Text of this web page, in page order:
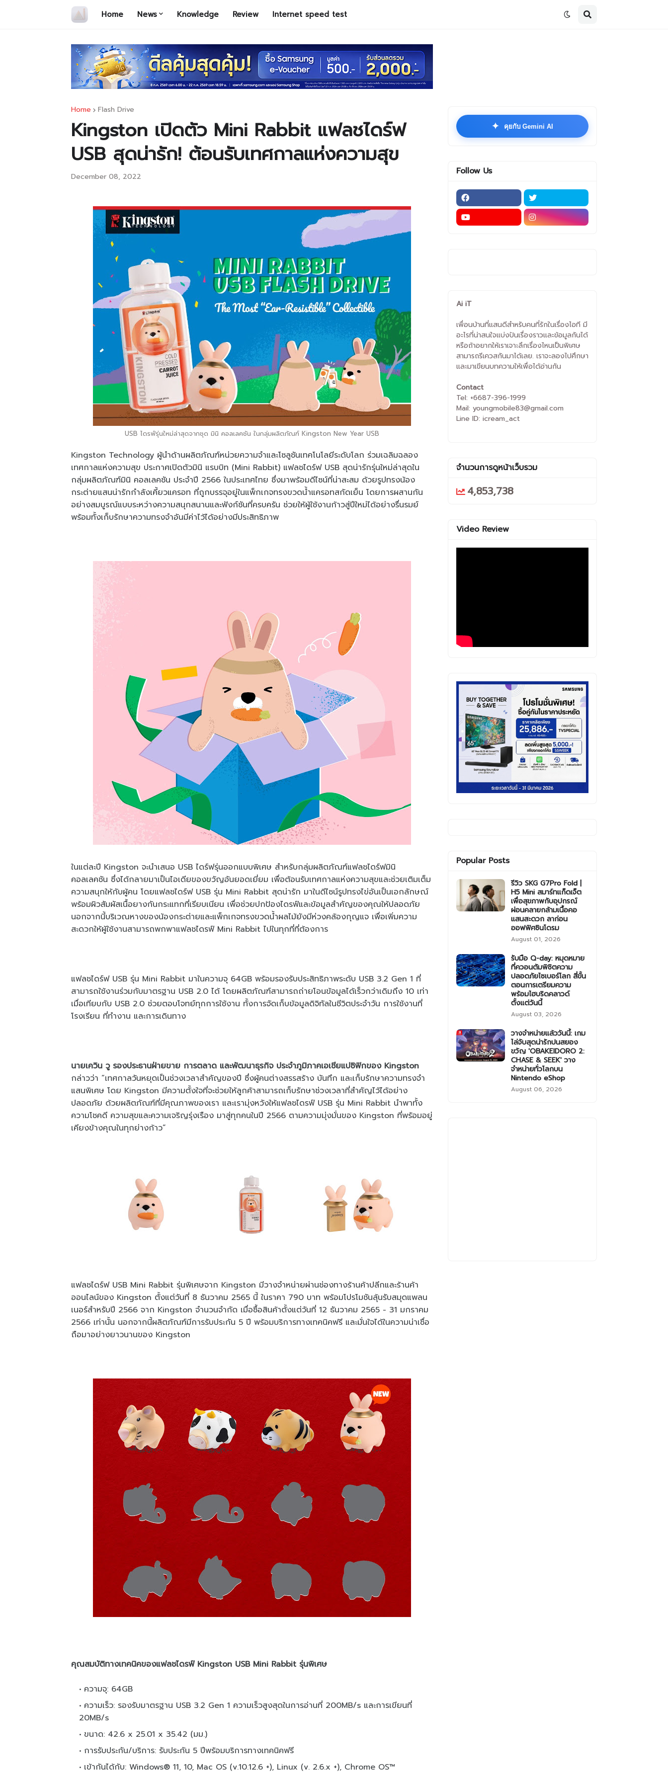
Home News Knowledge Review Internet speed test
Home Flash Drive
Kingston เปิดตัว Mini Rabbit แฟลชไดร์ฟ
USB สุดน่ารัก! ต้อนรับเทศกาลแห่งความสุข
December 08, 2022
USB ไดรฟ์รุ่นใหม่ล่าสุดจากชุด มินิ คอลเลคชัน ในกลุ่มผลิตภัณฑ์ Kingston New Year USB
Kingston Technology ผู้นำด้านผลิตภัณฑ์หน่วยความจำและโซลูชันเทคโนโลยีระดับโลก ร่วมเฉลิมฉลอง
เทศกาลแห่งความสุข ประกาศเปิดตัวมินิ แรบบิท (Mini Rabbit) แฟลชไดร์ฟ USB สุดน่ารักรุ่นใหม่ล่าสุดใน
กลุ่มผลิตภัณฑ์มินิ คอลเลคชัน ประจำปี 2566 ในประเทศไทย ซึ่งมาพร้อมดีไซน์ที่น่าสะสม ด้วยรูปทรงน้อง
กระต่ายแสนน่ารักกำลังเคี้ยวแครอท ที่ถูกบรรจุอยู่ในแพ็กเกจทรงขวดน้ำแครอทสกัดเย็น โดยการผสานกัน
อย่างสมบูรณ์แบบระหว่างความสนุกสนานและฟังก์ชันที่ครบครัน ช่วยให้ผู้ใช้งานก้าวสู่ปีใหม่ได้อย่างรื่นรมย์
พร้อมทั้งเก็บรักษาความทรงจำอันมีค่าไว้ได้อย่างมีประสิทธิภาพ
ในแต่ละปี Kingston จะนำเสนอ USB ไดร์ฟรุ่นออกแบบพิเศษ สำหรับกลุ่มผลิตภัณฑ์แฟลชไดร์ฟมินิ
คอลเลคชัน ซึ่งได้กลายมาเป็นไอเดียของขวัญอันยอดเยี่ยม เพื่อต้อนรับเทศกาลแห่งความสุขและช่วยเติมเต็ม
ความสนุกให้กับผู้คน โดยแฟลชไดร์ฟ USB รุ่น Mini Rabbit สุดน่ารัก มาในดีไซน์รูปทรงไข่อันเป็นเอกลักษณ์
พร้อมผิวสัมผัสเนื้อยางกันกระแทกที่เรียบเนียน เพื่อช่วยปกป้องไดรฟ์และข้อมูลสำคัญของคุณให้ปลอดภัย
นอกจากนี้บริเวณหางของน้องกระต่ายและแพ็กเกจทรงขวดน้ำผลไม้ยังมีห่วงคล้องกุญแจ เพื่อเพิ่มความ
สะดวกให้ผู้ใช้งานสามารถพกพาแฟลชไดรฟ์ Mini Rabbit ไปในทุกที่ที่ต้องการ
แฟลชไดร์ฟ USB รุ่น Mini Rabbit มาในความจุ 64GB พร้อมรองรับประสิทธิภาพระดับ USB 3.2 Gen 1 ที่
สามารถใช้งานร่วมกับมาตรฐาน USB 2.0 ได้ โดยผลิตภัณฑ์สามารถถ่ายโอนข้อมูลได้เร็วกว่าเดิมถึง 10 เท่า
เมื่อเทียบกับ USB 2.0 ช่วยตอบโจทย์ทุกการใช้งาน ทั้งการจัดเก็บข้อมูลดิจิทัลในชีวิตประจำวัน การใช้งานที่
โรงเรียน ที่ทำงาน และการเดินทาง
นายเควิน วู รองประธานฝ่ายขาย การตลาด และพัฒนาธุรกิจ ประจำภูมิภาคเอเชียแปซิฟิกของ Kingston
กล่าวว่า “เทศกาลวันหยุดเป็นช่วงเวลาสำคัญของปี ซึ่งผู้คนต่างสรรสร้าง บันทึก และเก็บรักษาความทรงจำ
แสนพิเศษ โดย Kingston มีความตั้งใจที่จะช่วยให้ลูกค้าสามารถเก็บรักษาช่วงเวลาที่สำคัญไว้ได้อย่าง
ปลอดภัย ด้วยผลิตภัณฑ์ที่มีคุณภาพของเรา และเรามุ่งหวังให้แฟลชไดรฟ์ USB รุ่น Mini Rabbit นำพาทั้ง
ความโชคดี ความสุขและความเจริญรุ่งเรือง มาสู่ทุกคนในปี 2566 ตามความมุ่งมั่นของ Kingston ที่พร้อมอยู่
เคียงข้างคุณในทุกย่างก้าว”
แฟลชไดร์ฟ USB Mini Rabbit รุ่นพิเศษจาก Kingston มีวางจำหน่ายผ่านช่องทางร้านค้าปลีกและร้านค้า
ออนไลน์ของ Kingston ตั้งแต่วันที่ 8 ธันวาคม 2565 นี้ ในราคา 790 บาท พร้อมโปรโมชันลุ้นรับสมุดแพลน
เนอร์สำหรับปี 2566 จาก Kingston จำนวนจำกัด เมื่อซื้อสินค้าตั้งแต่วันที่ 12 ธันวาคม 2565 - 31 มกราคม
2566 เท่านั้น นอกจากนี้ผลิตภัณฑ์มีการรับประกัน 5 ปี พร้อมบริการทางเทคนิคฟรี และมั่นใจได้ในความน่าเชื่อ
ถือมาอย่างยาวนานของ Kingston
คุณสมบัติทางเทคนิคของแฟลชไดรฟ์ Kingston USB Mini Rabbit รุ่นพิเศษ
ความจุ: 64GB
ความเร็ว: รองรับมาตรฐาน USB 3.2 Gen 1 ความเร็วสูงสุดในการอ่านที่ 200MB/s และการเขียนที่
20MB/s
ขนาด: 42.6 x 25.01 x 35.42 (มม.)
การรับประกัน/บริการ: รับประกัน 5 ปีพร้อมบริการทางเทคนิคฟรี
เข้ากันได้กับ: Windows® 11, 10, Mac OS (v.10.12.6 +), Linux (v. 2.6.x +), Chrome OS™
✦ คุยกับ Gemini AI
Follow Us
Ai iT
เพื่อนบ้านที่แสนดีสำหรับคนที่รักในเรื่องไอที มี
อะไรที่น่าสนใจแบ่งปันเรื่องราวและข้อมูลกันได้
หรือถ้าอยากให้เราเจาะลึกเรื่องไหนเป็นพิเศษ
สามารถรีเควสกันมาได้เลย. เราจะลองไปศึกษา
และมาเขียนบทความให้เพื่อได้อ่านกัน
Contact
Tel: +6687-396-1999
Mail: youngmobile83@gmail.com
Line ID: icream_act
จำนวนการดูหน้าเว็บรวม
4,853,738
Video Review
Popular Posts
รีวิว SKG G7Pro Fold |
H5 Mini สมาร์ทแก็ดเจ็ต
เพื่อสุขภาพกับอุปกรณ์
ผ่อนคลายกล้ามเนื้อคอ
แสนสะดวก ลาก่อน
ออฟฟิศซินโดรม
August 01, 2026
รับมือ Q-day: หมุดหมาย
ที่ควอนตัมพิชิตความ
ปลอดภัยไซเบอร์โลก สี่ขั้น
ตอนการเตรียมความ
พร้อมไฮบริดคลาวด์
ตั้งแต่วันนี้
August 03, 2026
วางจำหน่ายแล้ววันนี้: เกม
ไล่จับสุดน่ารักปนสยอง
ขวัญ 'OBAKEIDORO 2:
CHASE & SEEK' วาง
จำหน่ายทั่วโลกบน
Nintendo eShop
August 06, 2026